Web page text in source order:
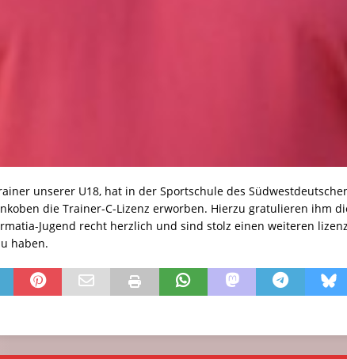
unserer U18, hat in der Sportschule des
die Trainer-C-Lizenz erworben. Hierzu gratulieren ihm
Jugend recht herzlich und sind stolz einen weiteren
haben.